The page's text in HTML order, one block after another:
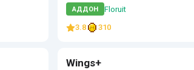
АДДОН Floruit
3.8 310
Wings+